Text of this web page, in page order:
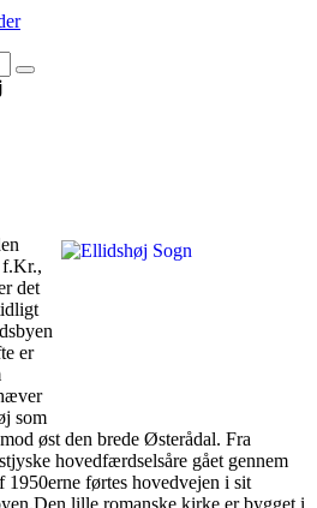
f.Kr.,
det
er
som
øst den brede Østerådal. Fra
hovedfærdselsåre gået gennem
førtes hovedvejen i sit